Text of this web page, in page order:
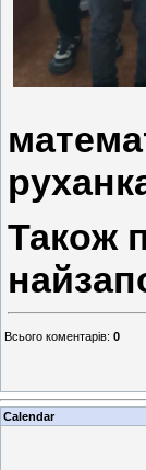
Також
Всього коментарів: 0
Calendar